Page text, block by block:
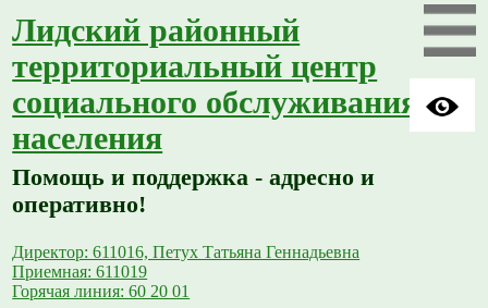
Лидский районный
территориальный центр
социального обслуживания
населения
Помощь и поддержка - адресно и
оперативно!
Директор: 611016, Петух Татьяна Геннадьевна
Приемная: 611019
Горячая линия: 60 20 01